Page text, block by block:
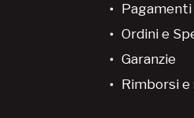
Pagamenti
Ordini e
Garanzie
Rimborsi